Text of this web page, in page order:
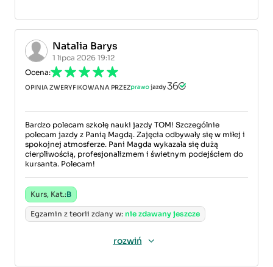
Natalia Barys
1 lipca 2026 19:12
Ocena:
OPINIA ZWERYFIKOWANA PRZEZ
Bardzo polecam szkołę nauki jazdy TOM! Szczególnie
polecam jazdy z Panią Magdą. Zajęcia odbywały się w miłej i
spokojnej atmosferze. Pani Magda wykazała się dużą
cierpliwością, profesjonalizmem i świetnym podejściem do
kursanta. Polecam!
Kurs, Kat.:B
Egzamin z teorii zdany w: nie zdawany jeszcze
rozwiń